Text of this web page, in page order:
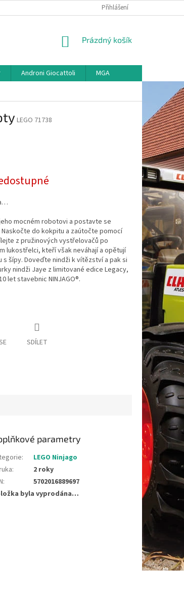
MAPA SERVERU
Přihlášení
NÁKUPNÍ
Prázdný košík
Androni Giocattoli
MGA
LEGO 71738
mocném robotovi a postavte se
do kokpitu a zaútočte pomocí
z pružinových vystřelovačů po
lukostřelci, kteří však neváhají a opětují
s šípy. Doveďte nindži k vítězství a pak si
nindži Jaye z limitované edice Legacy,
let stavebnic NINJAGO®.
SDÍLET
parametry
:
LEGO Ninjago
:
2 roky
:
5702016889697
byla vyprodána…